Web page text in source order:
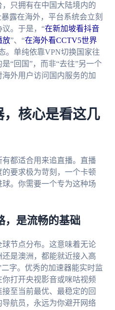
只拥有在中国大陆境内的
露在海外，平台系统会立刻
。于是，“在新加坡看抖音
放”、“在海外看CCTV5世界
。单纯依靠VPN切换国家往
“回国”，而非“去往”另一个
外用户访问国内服务的加
核心是看这几
都适合用来追直播。直播
要求极为苛刻，一个卡顿
。你需要一个专为这种场
，是流畅的基础
节点分布。这意味着无论
是澳洲，都能就近接入高
字。优秀的加速器能实时监
打开央视影音或咪咕视频
至当前最优、最稳定的回
航员，永远为你避开网络